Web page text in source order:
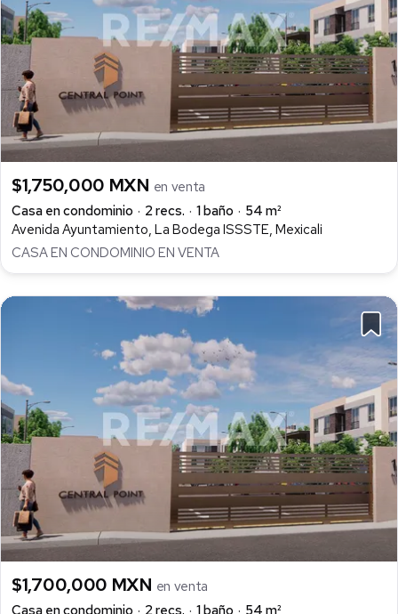
$1,750,000 MXN en venta
Casa en condominio
2 recs. 1 baño
54 m²
Avenida Ayuntamiento, La Bodega ISSSTE, Mexicali
CASA EN CONDOMINIO EN VENTA
$1,700,000 MXN en venta
Casa en condominio
2 recs. 1 baño
54 m²